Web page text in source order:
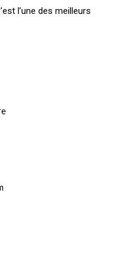
l’une des meilleurs